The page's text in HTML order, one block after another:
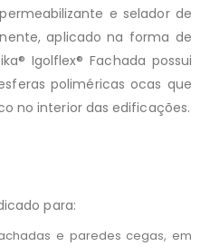
e selador de
aplicado na forma de
Igolflex® Fachada possui
poliméricas ocas que
no interior das edificações.
para:
e paredes cegas, em